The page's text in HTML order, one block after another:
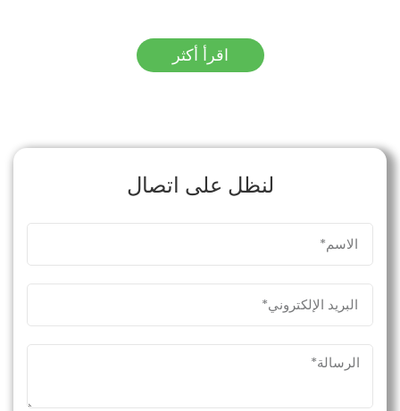
اقرأ أكثر
لنظل على اتصال